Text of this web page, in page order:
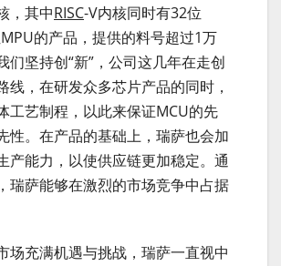
，其中RISC-V内核同时有32位
的产品，提供的料号超过1万
们坚持创“新”，公司这几年在走创
线，在研发众多芯片产品的同时，
工艺制程，以此来保证MCU的先
性。在产品的基础上，瑞萨也会加
产能力，以使供应链更加稳定。通
瑞萨能够在激烈的市场竞争中占据
场充满机遇与挑战，瑞萨一直视中